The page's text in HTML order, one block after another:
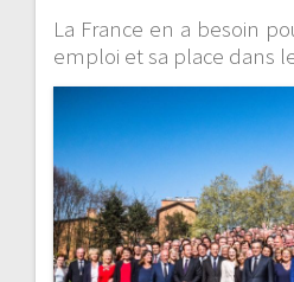
La France en a besoin
emploi et sa place dans